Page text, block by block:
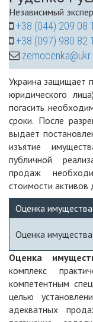
Независимый
+38 (044) 209 08
+38 (097) 980 82
Украина защищает
юридического
погасить
сроки. После
выдает
изъятие
публичной
продаж
стоимости активов
Оценка
Оценка
Оценка
комплекс
компетентным
целью
адекватных